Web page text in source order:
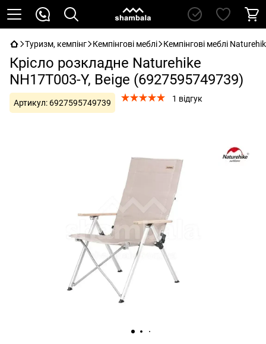
Туризм, кемпінг Кемпінгові меблі Кемпінгові меблі
Крісло розкладне Naturehike
NH17T003-Y, Beige (6927595749739)
Артикул: 6927595749739 1 відгук